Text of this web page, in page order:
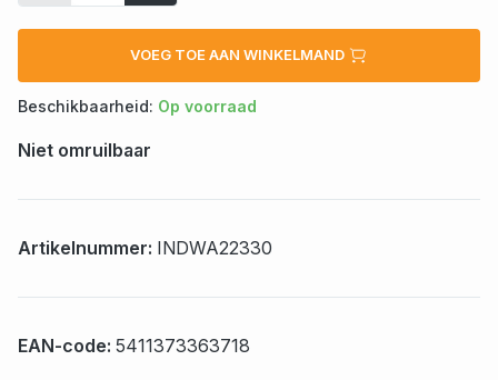
VOEG TOE AAN WINKELMAND
Beschikbaarheid: Op voorraad
Niet omruilbaar
Artikelnummer: INDWA22330
EAN-code: 5411373363718